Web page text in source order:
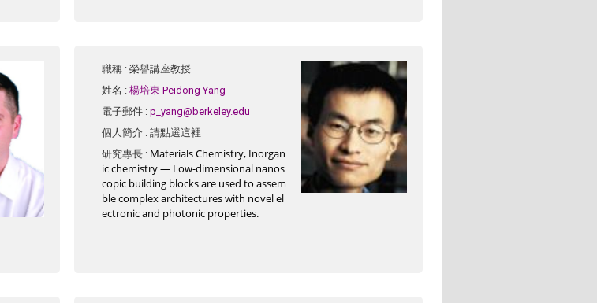
職稱 : 榮譽講座教授
姓名 :楊培東 Peidong Yang
電子郵件 :p_yang@berkeley.edu
個人簡介 :請點選這裡
研究專長 : Materials Chemistry, Inorgan
ic chemistry — Low-dimensional nanos
copic building blocks are used to assem
ble complex architectures with novel el
ectronic and photonic properties.